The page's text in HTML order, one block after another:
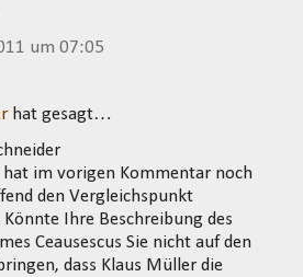
um 07:05
hat gesagt…
im vorigen Kommentar noch
den Vergleichspunkt
Ihre Beschreibung des
Ceausescus Sie nicht auf den
dass Klaus Müller die